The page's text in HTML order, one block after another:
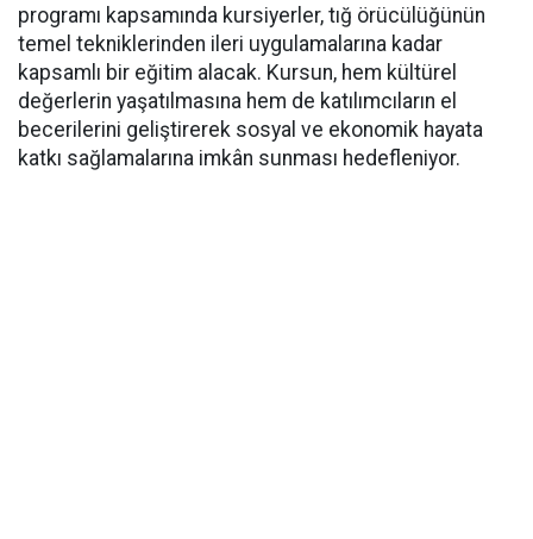
programı kapsamında kursiyerler, tığ örücülüğünün
temel tekniklerinden ileri uygulamalarına kadar
kapsamlı bir eğitim alacak. Kursun, hem kültürel
değerlerin yaşatılmasına hem de katılımcıların el
becerilerini geliştirerek sosyal ve ekonomik hayata
katkı sağlamalarına imkân sunması hedefleniyor.